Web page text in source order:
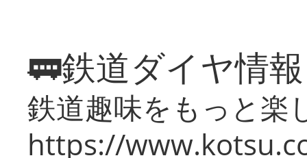
🚃鉄道ダイヤ情
鉄道趣味をもっと楽
https://